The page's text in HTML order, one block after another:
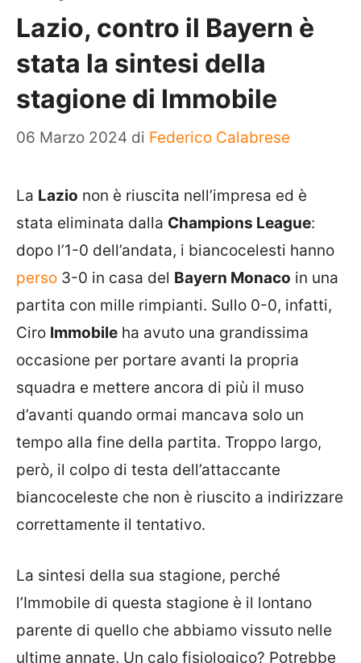
Lazio, contro il Bayern è
stata la sintesi della
stagione di Immobile
06 Marzo 2024 di Federico Calabrese
La Lazio non è riuscita nell’impresa ed è
stata eliminata dalla Champions League:
dopo l’1-0 dell’andata, i biancocelesti hanno
perso 3-0 in casa del Bayern Monaco in una
partita con mille rimpianti. Sullo 0-0, infatti,
Ciro Immobile ha avuto una grandissima
occasione per portare avanti la propria
squadra e mettere ancora di più il muso
d’avanti quando ormai mancava solo un
tempo alla fine della partita. Troppo largo,
però, il colpo di testa dell’attaccante
biancoceleste che non è riuscito a indirizzare
correttamente il tentativo.
La sintesi della sua stagione, perché
l’Immobile di questa stagione è il lontano
parente di quello che abbiamo vissuto nelle
ultime annate. Un calo fisiologico? Potrebbe